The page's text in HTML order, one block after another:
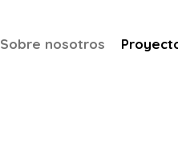
Sobre nosotros